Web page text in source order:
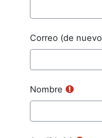
Correo (de
Nombre